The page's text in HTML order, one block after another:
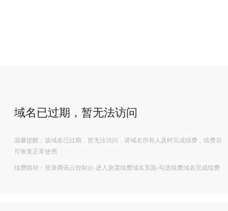
域名已过期，暂无法访问
温馨提醒：该域名已过期，暂无法访问，请域名所有人及时完成续费，续费后
可恢复正常使用
续费路径：登录腾讯云控制台-进入急需续费域名页面-勾选续费域名完成续费